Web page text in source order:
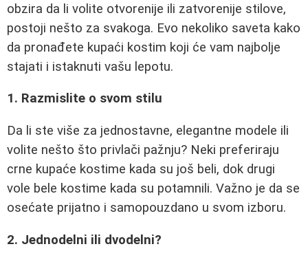
obzira da li volite otvorenije ili zatvorenije stilove,
postoji nešto za svakoga. Evo nekoliko saveta kako
da pronađete kupaći kostim koji će vam najbolje
stajati i istaknuti vašu lepotu.
1. Razmislite o svom stilu
Da li ste više za jednostavne, elegantne modele ili
volite nešto što privlači pažnju? Neki preferiraju
crne kupaće kostime kada su još beli, dok drugi
vole bele kostime kada su potamnili. Važno je da se
osećate prijatno i samopouzdano u svom izboru.
2. Jednodelni ili dvodelni?